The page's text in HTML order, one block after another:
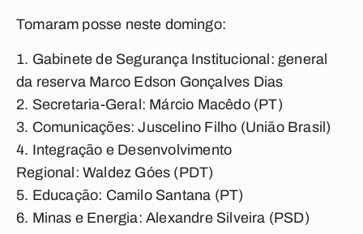
Tomaram posse neste domingo:
Gabinete de Segurança Institucional:general
da reserva Marco Edson Gonçalves Dias
Secretaria-Geral: Márcio Macêdo (PT)
Comunicações:Juscelino Filho (União Brasil)
Integração e Desenvolvimento
Regional: Waldez Góes (PDT)
Educação: Camilo Santana (PT)
Minas e Energia:Alexandre Silveira (PSD)